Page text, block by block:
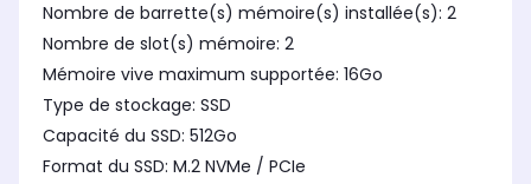
Nombre de barrette(s) mémoire(s) installée(s): 2
Nombre de slot(s) mémoire: 2
Mémoire vive maximum supportée: 16Go
Type de stockage: SSD
Capacité du SSD: 512Go
Format du SSD: M.2 NVMe / PCIe